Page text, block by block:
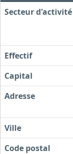
Secteur d'activité
Effectif
Capital
Adresse
Ville
Code postal